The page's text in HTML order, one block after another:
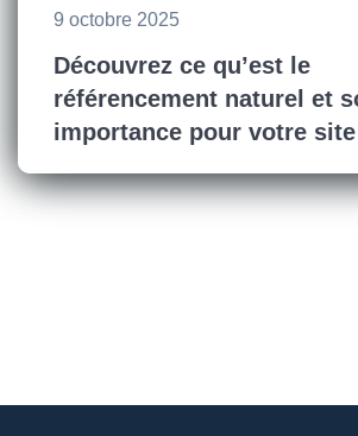
9 octobre 2025
Découvrez ce qu’est le
référencement naturel et
importance pour votre